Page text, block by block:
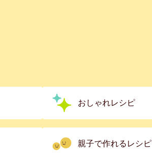
おしゃれレシピ
親子で作れるレシピ